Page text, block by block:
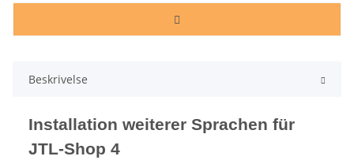
Beskrivelse
Installation weiterer Sprachen für
JTL-Shop 4